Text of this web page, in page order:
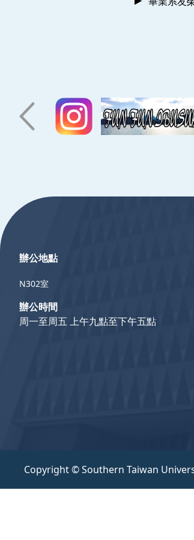
辦公地點
N302室
辦公時間
周一至周五 上午九點至下午五點
Copyright © Southern Taiwan